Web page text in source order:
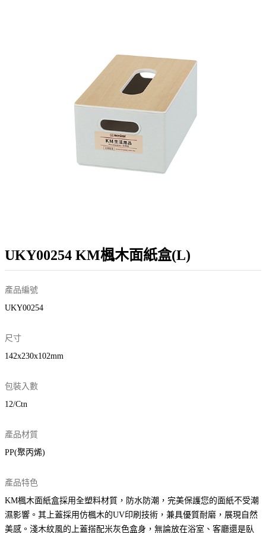
UKY00254 KM楓木面紙盒(L)
產品編號
UKY00254
尺寸
142x230x102mm
包裝入數
12/Ctn
產品材質
PP(聚丙烯)
產品特色
KM楓木面紙盒採用全塑料材質，防水防潮，完美保護您的面紙不受潮
濕影響。其上蓋採用仿楓木的UV印刷技術，兼具優質耐磨，展現自然
美感。淺木紋風的上蓋搭配米灰色盒身，無論放在浴室、客廳還是臥